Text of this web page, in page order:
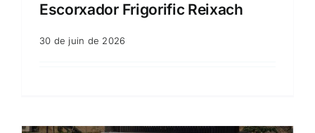
Escorxador Frigorific Reixach
30 de juin de 2026